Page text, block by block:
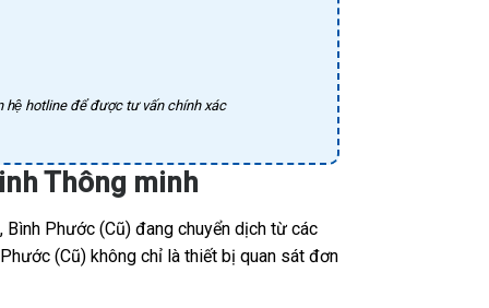
hệ hotline để được tư vấn chính xác
Thông minh
Phước (Cũ) đang chuyển dịch từ các
(Cũ) không chỉ là thiết bị quan sát đơn